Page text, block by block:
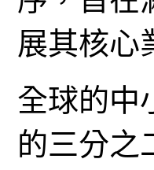
展其核心
全球的中
的三分之